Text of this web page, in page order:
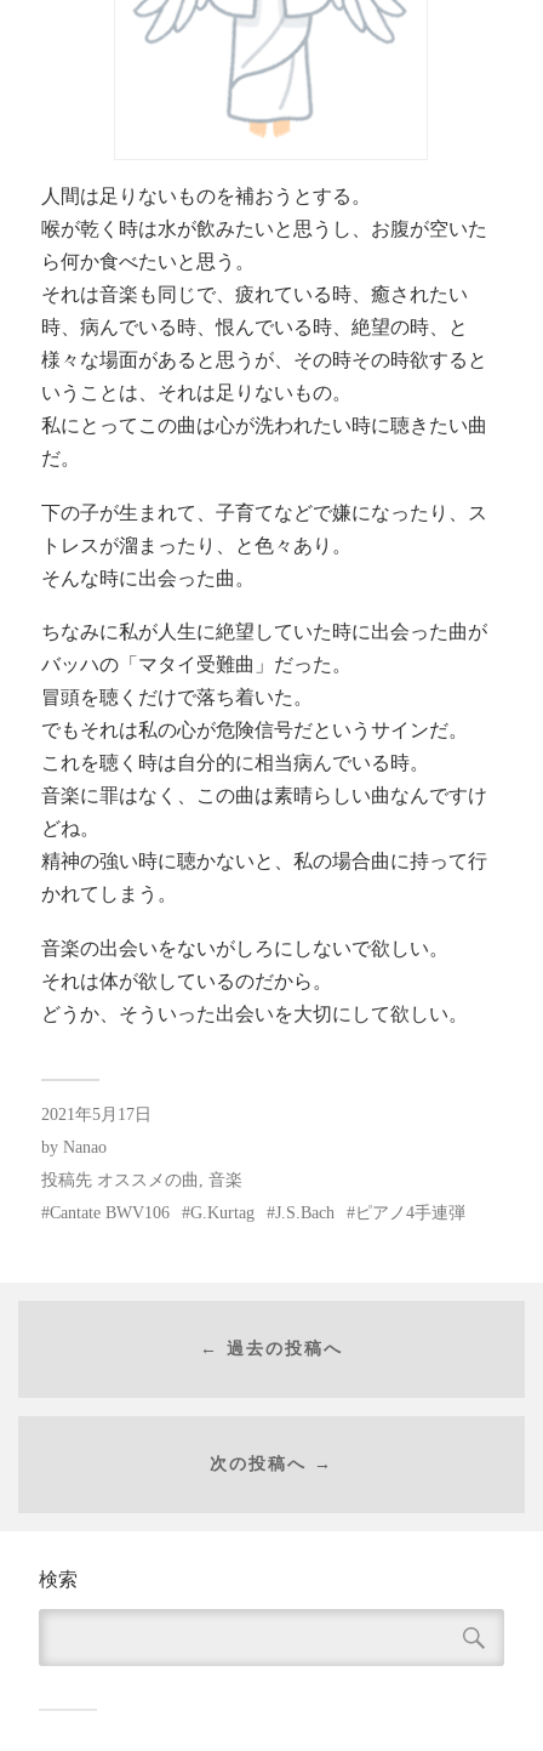
人間は足りないものを補おうとする。
喉が乾く時は水が飲みたいと思うし、お腹が空いた
ら何か食べたいと思う。
それは音楽も同じで、疲れている時、癒されたい
時、病んでいる時、恨んでいる時、絶望の時、と
様々な場面があると思うが、その時その時欲すると
いうことは、それは足りないもの。
私にとってこの曲は心が洗われたい時に聴きたい曲
だ。
下の子が生まれて、子育てなどで嫌になったり、ス
トレスが溜まったり、と色々あり。
そんな時に出会った曲。
ちなみに私が人生に絶望していた時に出会った曲が
バッハの「マタイ受難曲」だった。
冒頭を聴くだけで落ち着いた。
でもそれは私の心が危険信号だというサインだ。
これを聴く時は自分的に相当病んでいる時。
音楽に罪はなく、この曲は素晴らしい曲なんですけ
どね。
精神の強い時に聴かないと、私の場合曲に持って行
かれてしまう。
音楽の出会いをないがしろにしないで欲しい。
それは体が欲しているのだから。
どうか、そういった出会いを大切にして欲しい。
2021年5月17日
by Nanao
投稿先 オススメの曲
音楽
Cantate BWV106
G.Kurtag J.S.Bach ピアノ4手連弾
← 過去の投稿へ
次の投稿へ →
検索